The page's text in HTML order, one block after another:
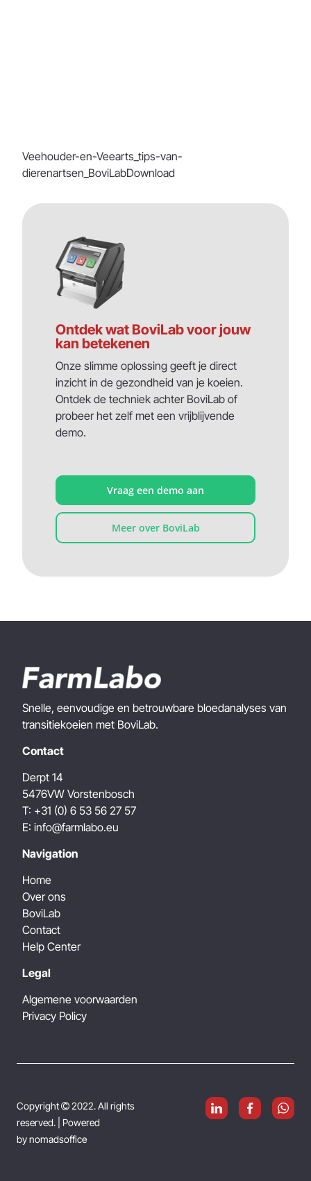
Veehouder-en-Veearts_tips-van-
dierenartsen_BoviLabDownload
Ontdek wat BoviLab voor jouw
kan betekenen
Onze slimme oplossing geeft je direct
inzicht in de gezondheid van je koeien.
Ontdek de techniek achter BoviLab of
probeer het zelf met een vrijblijvende
demo.
Vraag een demo aan
Meer over BoviLab
Snelle, eenvoudige en betrouwbare bloedanalyses van
transitiekoeien met BoviLab.
Contact
Derpt 14
5476VW Vorstenbosch
T: +31 (0) 6 53 56 27 57
E: info@farmlabo.eu
Navigation
Home
Over ons
BoviLab
Contact
Help Center
Legal
Algemene voorwaarden
Privacy Policy
Copyright  2022. All rights
reserved.
| Powered
bynomadsoffice